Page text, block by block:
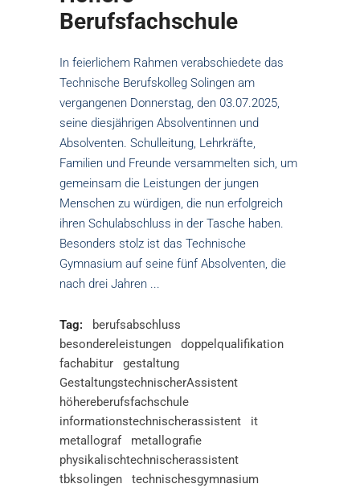
Berufsfachschule
In feierlichem Rahmen verabschiedete das
Technische Berufskolleg Solingen am
vergangenen Donnerstag, den 03.07.2025,
seine diesjährigen Absolventinnen und
Absolventen. Schulleitung, Lehrkräfte,
Familien und Freunde versammelten sich, um
gemeinsam die Leistungen der jungen
Menschen zu würdigen, die nun erfolgreich
ihren Schulabschluss in der Tasche haben.
Besonders stolz ist das Technische
Gymnasium auf seine fünf Absolventen, die
nach drei Jahren
Tag:
berufsabschluss
besondereleistungen
doppelqualifikation
fachabitur
gestaltung
GestaltungstechnischerAssistent
höhereberufsfachschule
informationstechnischerassistent
it
metallograf
metallografie
physikalischtechnischerassistent
tbksolingen
technischesgymnasium